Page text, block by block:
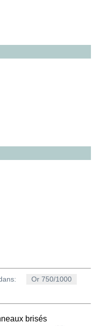
Or 750/1000
brisés